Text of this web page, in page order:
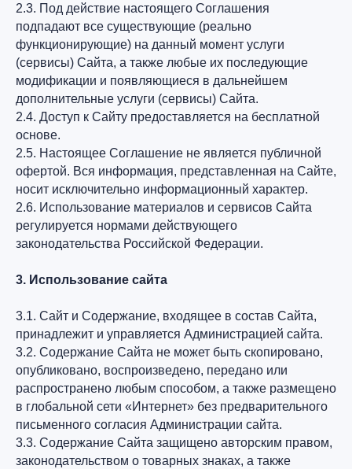
2.3. Под действие настоящего Соглашения
подпадают все существующие (реально
функционирующие) на данный момент услуги
(сервисы) Сайта, а также любые их последующие
модификации и появляющиеся в дальнейшем
дополнительные услуги (сервисы) Сайта.
2.4. Доступ к Сайту предоставляется на бесплатной
основе.
2.5. Настоящее Соглашение не является публичной
офертой. Вся информация, представленная на Сайте,
носит исключительно информационный характер.
2.6. Использование материалов и сервисов Сайта
регулируется нормами действующего
законодательства Российской Федерации.
3. Использование сайта
3.1. Сайт и Содержание, входящее в состав Сайта,
принадлежит и управляется Администрацией сайта.
3.2. Содержание Сайта не может быть скопировано,
опубликовано, воспроизведено, передано или
распространено любым способом, а также размещено
в глобальной сети «Интернет» без предварительного
письменного согласия Администрации сайта.
3.3. Содержание Сайта защищено авторским правом,
законодательством о товарных знаках, а также